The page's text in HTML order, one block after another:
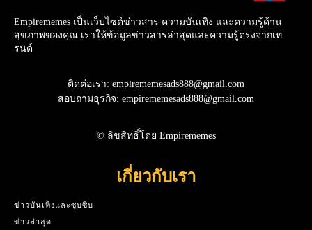
Empirememes เป็นเว็บไซต์ข่าวสาร ความบันเทิง และความรู้ด้าน
สุขภาพของคุณ เราให้ข้อมูลข่าวสารล่าสุดและความรู้ตรงจากเท
รนด์
ติดต่อเรา: empirememesads888@gmail.com
สอบถามธุรกิจ: empirememesads888@gmail.com
© ลิขสิทธิ์โดย Empirememes
เกี่ยวกับเรา
ข่าวบันเทิงและซุบซิบ
ข่าวล่าสุด